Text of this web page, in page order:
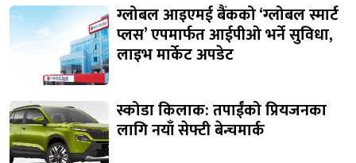
ग्लोबल आइएमई बैंकको ‘ग्लोबल स्मार्ट
प्लस’ एपमार्फत आईपीओ भर्ने सुविधा,
लाइभ मार्केट अपडेट
स्कोडा किलाक: तपाईंको प्रियजनका
लागि नयाँ सेफ्टी बेन्चमार्क